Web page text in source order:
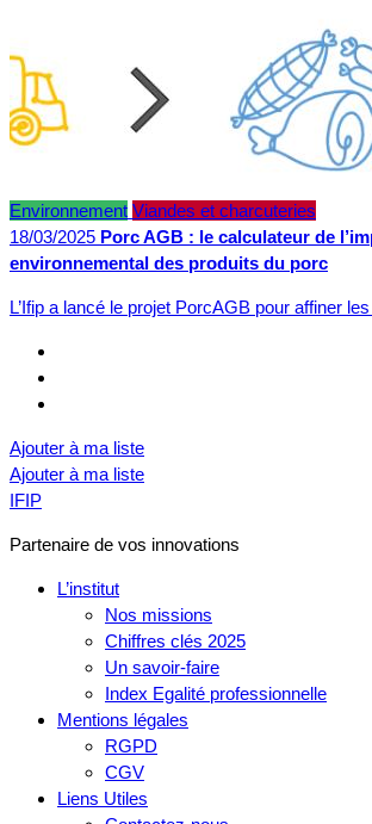
Environnement Viandes et charcuteries
18/03/2025 Porc AGB : le calculateur de
environnemental des produits du porc
L’Ifip a lancé le projet PorcAGB pour affiner
Ajouter à ma liste
Ajouter à ma liste
IFIP
Partenaire de vos innovations
L’institut
Nos missions
Chiffres clés 2025
Un savoir-faire
Index Egalité professionnelle
Mentions légales
RGPD
CGV
Liens Utiles